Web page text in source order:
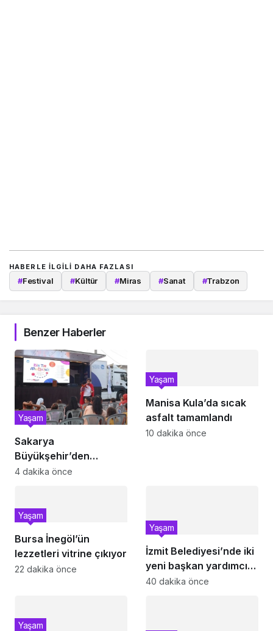
HABERLE ILGILI DAHA FAZLASI
#Festival #Kültür #Miras #Sanat #Trabzon
Benzer Haberler
Sakarya
Büyükşehir’den
çocuklara yaz neşesi
Yaşam
4 dakika önce
Manisa Kula’da sıcak
asfalt tamamlandı
Yaşam
10 dakika önce
Bursa İnegöl’ün
lezzetleri vitrine çıkıyor
Yaşam
22 dakika önce
İzmit Belediyesi’nde iki
yeni başkan yardımcısı
göreve başladı
Yaşam
40 dakika önce
Yaşam